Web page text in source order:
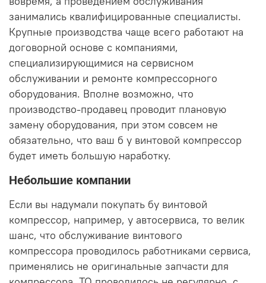
занимались квалифицированные специалисты.
Крупные производства чаще всего работают на
договорной основе с компаниями,
специализирующимися на сервисном
обслуживании и ремонте компрессорного
оборудования. Вполне возможно, что
производство-продавец проводит плановую
замену оборудования, при этом совсем не
обязательно, что ваш б у винтовой компрессор
будет иметь большую наработку.
Небольшие компании
Если вы надумали покупать бу винтовой
компрессор, например, у автосервиса, то велик
шанс, что обслуживание винтового
компрессора проводилось работниками сервиса,
применялись не оригинальные запчасти для